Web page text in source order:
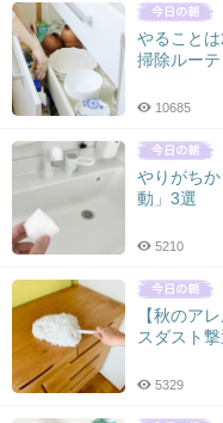
やること
掃除ルーテ
10685
やりがち
動」3選
5210
【秋のア
スダスト
5329